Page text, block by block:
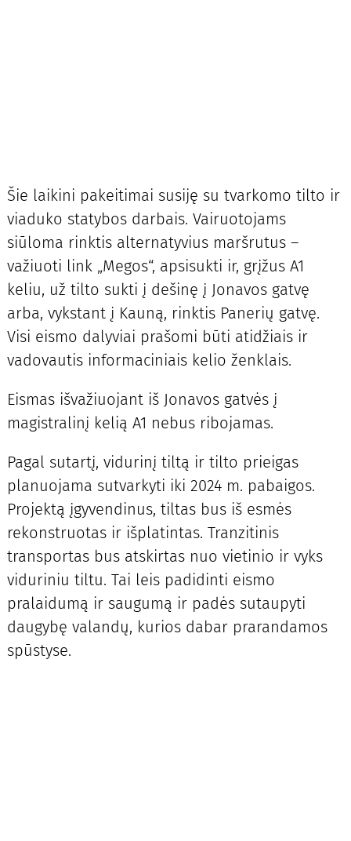
Šie laikini pakeitimai susiję su tvarkomo tilto ir
viaduko statybos darbais. Vairuotojams
siūloma rinktis alternatyvius maršrutus –
važiuoti link „Megos“, apsisukti ir, grįžus A1
keliu, už tilto sukti į dešinę į Jonavos gatvę
arba, vykstant į Kauną, rinktis Panerių gatvę.
Visi eismo dalyviai prašomi būti atidžiais ir
vadovautis informaciniais kelio ženklais.
Eismas išvažiuojant iš Jonavos gatvės į
magistralinį kelią A1 nebus ribojamas.
Pagal sutartį, vidurinį tiltą ir tilto prieigas
planuojama sutvarkyti iki 2024 m. pabaigos.
Projektą įgyvendinus, tiltas bus iš esmės
rekonstruotas ir išplatintas. Tranzitinis
transportas bus atskirtas nuo vietinio ir vyks
viduriniu tiltu. Tai leis padidinti eismo
pralaidumą ir saugumą ir padės sutaupyti
daugybę valandų, kurios dabar prarandamos
spūstyse.